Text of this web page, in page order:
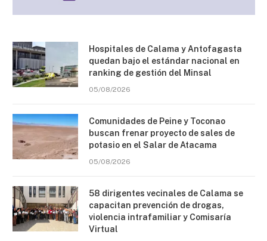
Hospitales de Calama y Antofagasta
quedan bajo el estándar nacional en
ranking de gestión del Minsal
05/08/2026
Comunidades de Peine y Toconao
buscan frenar proyecto de sales de
potasio en el Salar de Atacama
05/08/2026
58 dirigentes vecinales de Calama se
capacitan prevención de drogas,
violencia intrafamiliar y Comisaría
Virtual